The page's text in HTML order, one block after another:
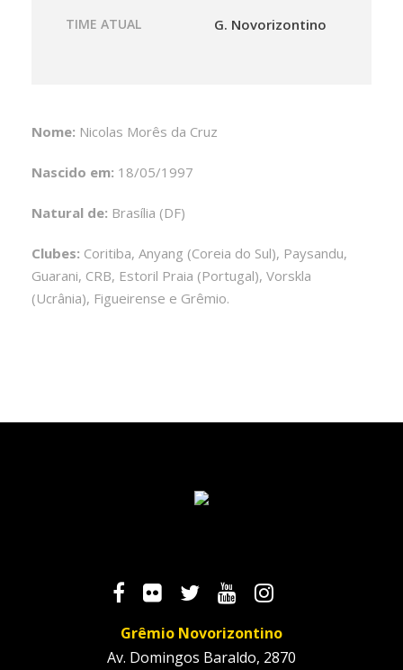
TIME ATUAL G. Novorizontino
Nome: Nicolas Morês da Cruz
Nascido em: 18/05/1997
Natural de: Brasília (DF)
Clubes: Coritiba, Anyang (Coreia do Sul), Paysandu,
Guarani, CRB, Estoril Praia (Portugal), Vorskla
(Ucrânia), Figueirense e Grêmio.
Grêmio Novorizontino
Av. Domingos Baraldo, 2870